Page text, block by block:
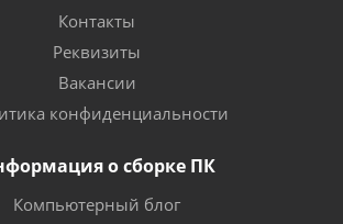
Контакты
Реквизиты
Вакансии
конфиденциальности
о сборке ПК
Компьютерный блог